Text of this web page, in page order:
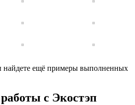
ещё примеры выполненных
с Экостэп